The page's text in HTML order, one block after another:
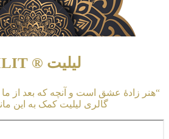
لیلیت ® LILIT
“هنر زادهٔ عشق است و آنچه که بعد از
گالری لیلیت کمک به این